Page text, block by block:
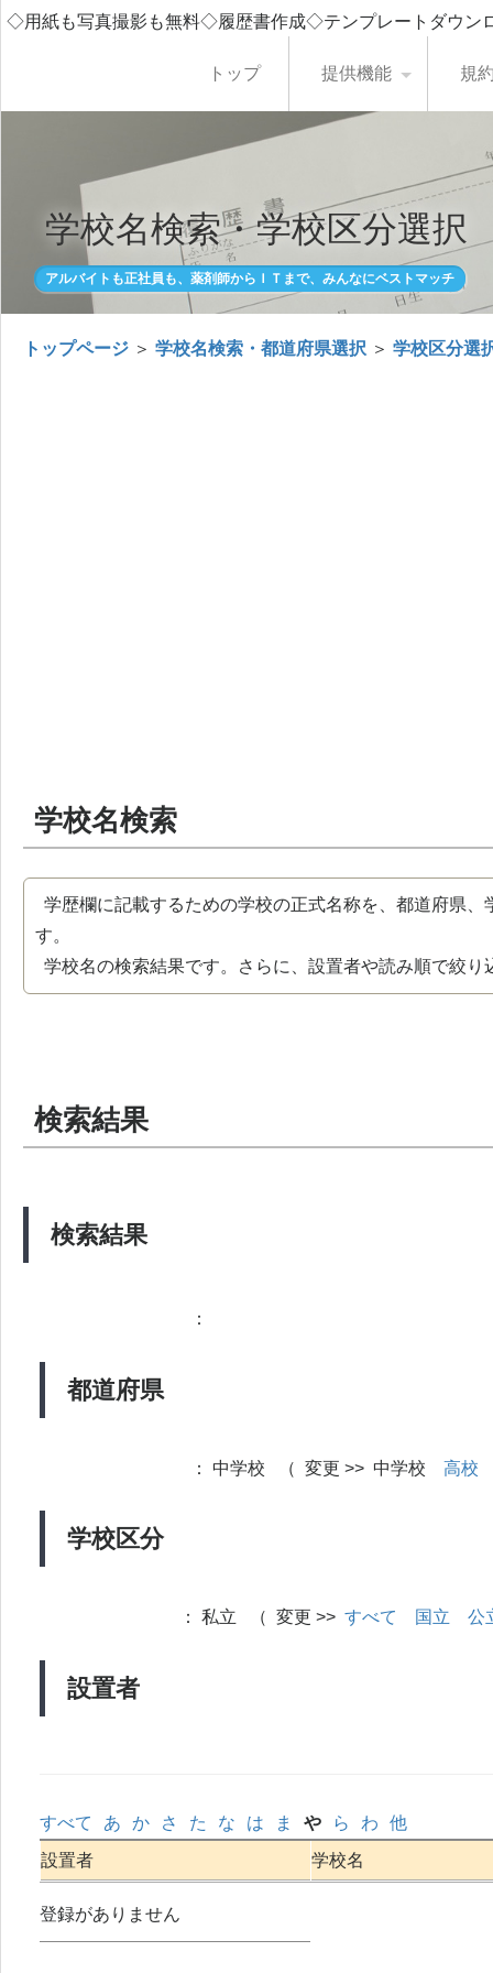
◇用紙も写真撮影も無料◇履歴書作成◇テンプレートダウ
トップ 提供機能 規
学校名検索・学校区分選択
アルバイトも正社員も、薬剤師からＩＴまで、みんなにベストマッチ
トップページ ＞ 学校名検索・都道府県選択 ＞ 学校区分選
学校名検索
学歴欄に記載するための学校の正式名称を、都道府県
す。
学校名の検索結果です。さらに、設置者や読み順で絞り
検索結果
検索結果
都道府県
：
学校区分
： 中学校 （ 変更 >> 中学校 高校
設置者
： 私立 （ 変更 >> すべて 国立 公
すべて あ か さ た な は ま や ら わ
他
設置者
学校名
登録がありません